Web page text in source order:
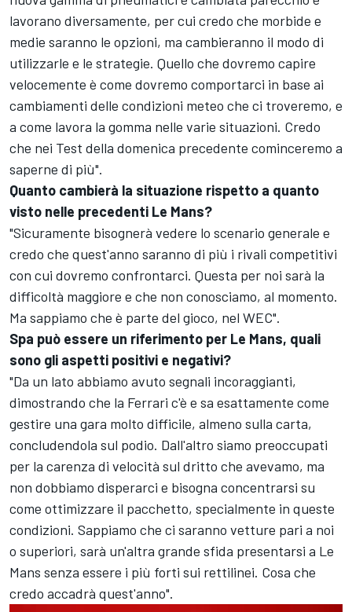
lavorano diversamente, per cui credo che morbide e
medie saranno le opzioni, ma cambieranno il modo di
utilizzarle e le strategie. Quello che dovremo capire
velocemente è come dovremo comportarci in base ai
cambiamenti delle condizioni meteo che ci troveremo, e
a come lavora la gomma nelle varie situazioni. Credo
che nei Test della domenica precedente cominceremo a
saperne di più".
Quanto cambierà la situazione rispetto a quanto
visto nelle precedenti Le Mans?
"Sicuramente bisognerà vedere lo scenario generale e
credo che quest'anno saranno di più i rivali competitivi
con cui dovremo confrontarci. Questa per noi sarà la
difficoltà maggiore e che non conosciamo, al momento.
Ma sappiamo che è parte del gioco, nel WEC".
Spa può essere un riferimento per Le Mans, quali
sono gli aspetti positivi e negativi?
"Da un lato abbiamo avuto segnali incoraggianti,
dimostrando che la Ferrari c'è e sa esattamente come
gestire una gara molto difficile, almeno sulla carta,
concludendola sul podio. Dall'altro siamo preoccupati
per la carenza di velocità sul dritto che avevamo, ma
non dobbiamo disperarci e bisogna concentrarsi su
come ottimizzare il pacchetto, specialmente in queste
condizioni. Sappiamo che ci saranno vetture pari a noi
o superiori, sarà un'altra grande sfida presentarsi a Le
Mans senza essere i più forti sui rettilinei. Cosa che
credo accadrà quest'anno".